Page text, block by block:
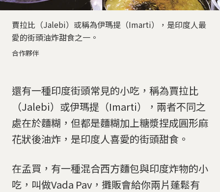
賈拉比（Jalebi）或稱為伊瑪提（Imarti），是印度人最
愛的街頭油炸甜食之一。
合作夥伴
還有一種印度街頭常見的小吃，稱為賈拉比
（Jalebi）或伊瑪提（Imarti），兩者不同之
處在於麵糊，但都是麵糊加上糖漿捏成圓形麻
花狀後油炸，是印度人喜愛的街頭甜食。
在孟買，有一種混合西方麵包與印度炸物的小
吃，叫做Vada Pav，攤販會給你兩片蓬鬆有